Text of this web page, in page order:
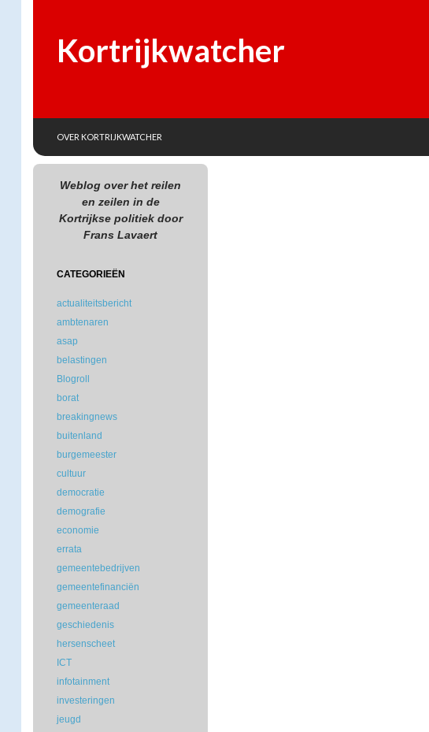
Kortrijkwatcher
OVER KORTRIJKWATCHER
Weblog over het reilen
en zeilen in de
Kortrijkse politiek door
Frans Lavaert
CATEGORIEËN
actualiteitsbericht
ambtenaren
asap
belastingen
Blogroll
borat
breakingnews
buitenland
burgemeester
cultuur
democratie
demografie
economie
errata
gemeentebedrijven
gemeentefinanciën
gemeenteraad
geschiedenis
hersenscheet
ICT
infotainment
investeringen
jeugd